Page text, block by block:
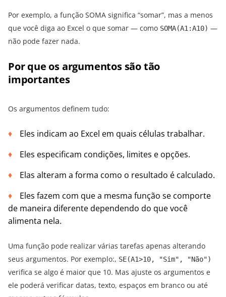
Por exemplo, a função SOMA significa “somar”, mas a menos
que você diga ao Excel o que somar — como SOMA(A1:A10) —
não pode fazer nada.
Por que os argumentos são tão
importantes
Os argumentos definem tudo:
Eles indicam ao Excel em quais células trabalhar.
Eles especificam condições, limites e opções.
Elas alteram a forma como o resultado é calculado.
Eles fazem com que a mesma função se comporte
de maneira diferente dependendo do que você
alimenta nela.
Uma função pode realizar várias tarefas apenas alterando
seus argumentos. Por exemplo:, SE(A1>10, "Sim", "Não")
verifica se algo é maior que 10. Mas ajuste os argumentos e
ele poderá verificar datas, texto, espaços em branco ou até